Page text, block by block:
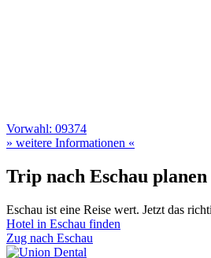
Vorwahl: 09374
» weitere Informationen «
Trip nach Eschau planen
Eschau ist eine Reise wert. Jetzt das
Hotel in Eschau finden
Zug nach Eschau